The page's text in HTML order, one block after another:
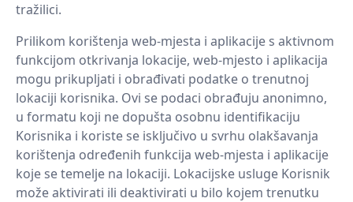
tražilici.
Prilikom korištenja web-mjesta i aplikacije s aktivnom
funkcijom otkrivanja lokacije, web-mjesto i aplikacija
mogu prikupljati i obrađivati ​​podatke o trenutnoj
lokaciji korisnika. Ovi se podaci obrađuju anonimno,
u formatu koji ne dopušta osobnu identifikaciju
Korisnika i koriste se isključivo u svrhu olakšavanja
korištenja određenih funkcija web-mjesta i aplikacije
koje se temelje na lokaciji. Lokacijske usluge Korisnik
može aktivirati ili deaktivirati u bilo kojem trenutku